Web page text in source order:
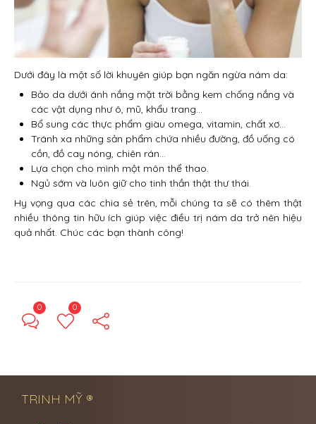
Dưới đây là một số lời khuyên giúp bạn ngăn ngừa nám da:
Bảo da dưới ánh nắng mặt trời bằng kem chống nắng và
các vật dụng như ô, mũ, khẩu trang…
Bổ sung các thực phẩm giàu omega, vitamin, chất xơ…
Tránh xa những sản phẩm chứa nhiều đường, đồ uống có
cồn, đồ cay nóng, chiên rán…
Lựa chọn cho mình một môn thể thao.
Ngủ sớm và luôn giữ cho tinh thần thật thư thái.
Hy vọng qua các chia sẻ trên, mỗi chúng ta sẽ có thêm thật
nhiều thông tin hữu ích giúp việc điều trị nám da trở nên hiệu
quả nhất. Chúc các bạn thành công!
0 0
TRINH MỸ ®